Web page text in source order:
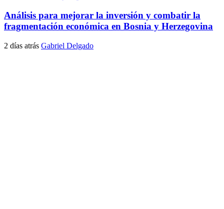
Análisis para mejorar la inversión y combatir la
fragmentación económica en Bosnia y Herzegovina
2 días atrás Gabriel Delgado